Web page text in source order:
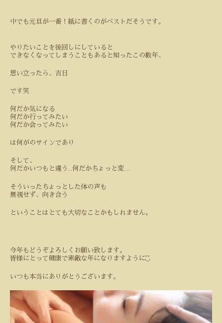
中でも元旦が一番！紙に書くのがベストだそうです。
やりたいことを後回しにしていると
できなくなってしまうこともあると知ったこの数年、
思い立ったら、吉日
です笑
何だか気になる
何だか行ってみたい
何だか会ってみたい
は何がのサインであり
そして、
何だかいつもと違う ...何だかちょっと変…
そういったちょっとした体の声も
無視せず、向き合う
ということはとても大切なことかもしれません。
今年もどうぞよろしくお願い致します。
皆様にとって健康で素敵な年になりますように◟̆◞̆
いつも本当にありがとうございます。